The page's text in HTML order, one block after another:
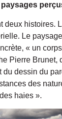
deux histoires.
Le
« un
Pierre Brunet,
du dessin du
des
haies ».